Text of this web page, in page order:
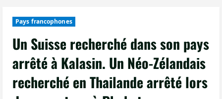
Pays francophones
Un Suisse recherché dans son pays
arrêté à Kalasin. Un Néo-Zélandais
recherché en Thailande arrêté lors